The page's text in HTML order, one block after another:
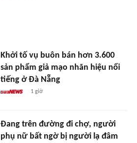
Khởi tố vụ buôn bán hơn 3.600
sản phẩm giả mạo nhãn hiệu nổi
tiếng ở Đà Nẵng
1 giờ
Đang trên đường đi chợ, người
phụ nữ bất ngờ bị người lạ đâm